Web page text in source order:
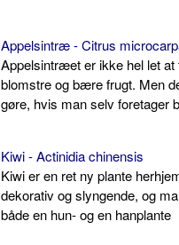
Appelsintræ - Citrus
Appelsintræet er ikke hel let at
blomstre og bære frugt. Men
gøre, hvis man selv foretager
Kiwi - Actinidia chinensis
Kiwi er en ret ny plante
dekorativ og slyngende, og
både en hun- og en hanplante